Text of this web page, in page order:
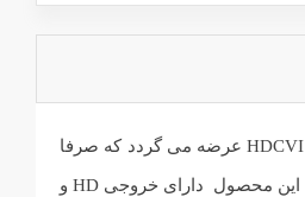
دوربین مدار بسته T2A21P داهوا یکی دیگر از دوربین های ثابت دام داهوا است که با رزولوشن تصویری 2 مگاپیکسلی عرضه می شود. دوربین مدار بسته داهوا با تکنولوژی HDCVI عرضه می گردد که صرفا
توسط خود شرکت داهوا معرفی شده و به نوعی مدل پیشرفته دوربین های آنالوگ قدیمی است. لنز این دوربین ثابت است و دارای دید در شب هوشمند 20 متری می باشد. این محصول دارای خروجی HD و